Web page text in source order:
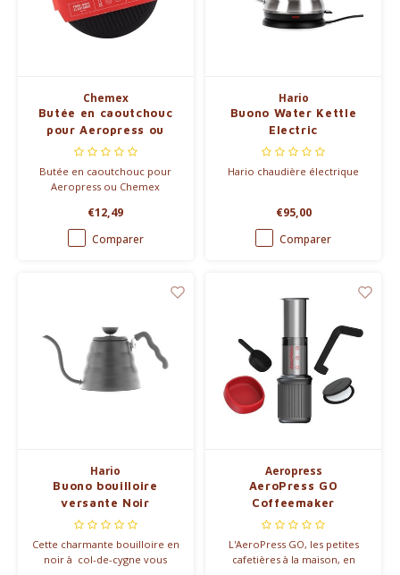
Chemex
Butée en caoutchouc
pour Aeropress ou
Chemex
Butée en caoutchouc pour
Aeropress ou Chemex
€12,49
Comparer
Hario
Buono Water Kettle
Electric
Hario chaudière électrique
€95,00
Comparer
Hario
Buono bouilloire
versante Noir
Cette charmante bouilloire en
noir à col-de-cygne vous
Aeropress
AeroPress GO
Coffeemaker
L'AeroPress GO, les petites
cafetières à la maison, en